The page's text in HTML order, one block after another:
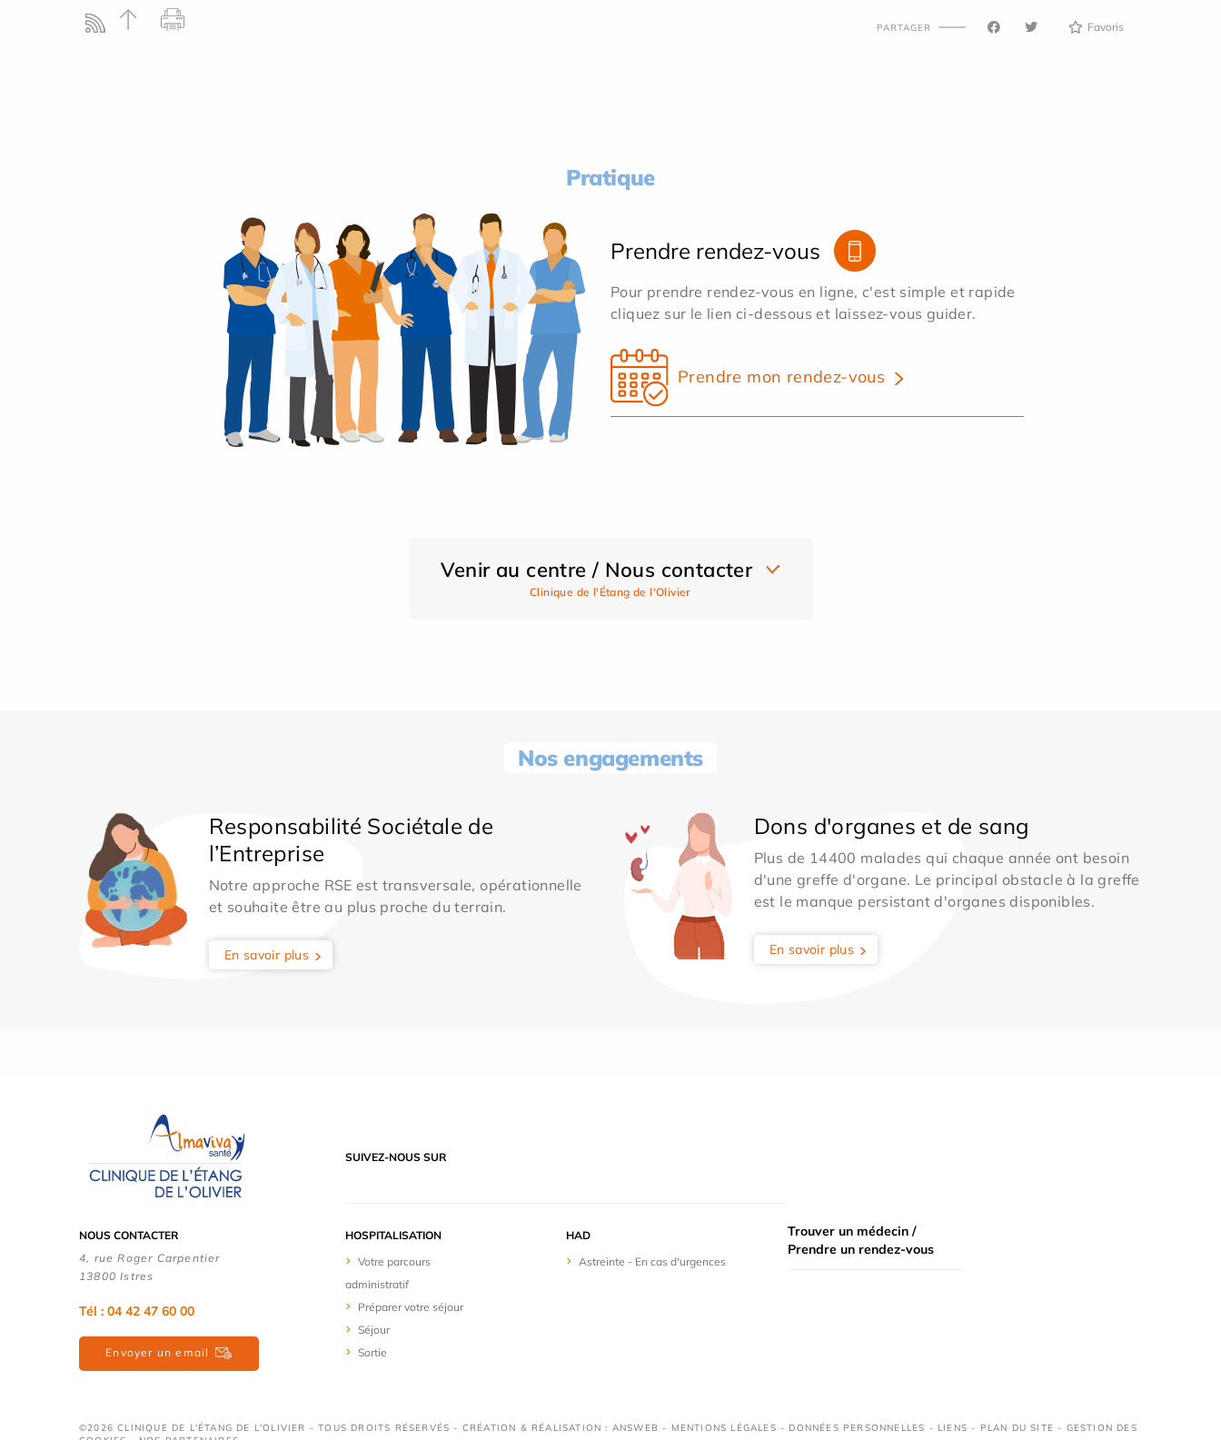
PARTAGER Favoris
Pratique
Prendre rendez-vous
Pour prendre rendez-vous en ligne, c'est simple et rapide
cliquez sur le lien ci-dessous et laissez-vous guider.
Prendre mon rendez-vous
Venir au centre / Nous contacter
Clinique de l'Étang de l'Olivier
Nos engagements
Responsabilité Sociétale de
l’Entreprise
Notre approche RSE est transversale, opérationnelle
et souhaite être au plus proche du terrain.
En savoir plus
Dons d'organes et de sang
Plus de 14400 malades qui chaque année ont besoin
d'une greffe d'organe. Le principal obstacle à la greffe
est le manque persistant d'organes disponibles.
En savoir plus
SUIVEZ-NOUS SUR
NOUS CONTACTER
4, rue Roger Carpentier
13800 Istres
Tél : 04 42 47 60 00
Envoyer un email
HOSPITALISATION
Votre parcours
administratif
Préparer votre séjour
Séjour
Sortie
HAD
Astreinte - En cas d'urgences
Trouver un médecin /
Prendre un rendez-vous
©2026 CLINIQUE DE L'ÉTANG DE L'OLIVIER - TOUS DROITS RÉSERVÉS - CRÉATION & RÉALISATION : ANSWEB - MENTIONS LÉGALES - DONNÉES PERSONNELLES - LIENS - PLAN DU SITE - GESTION DES